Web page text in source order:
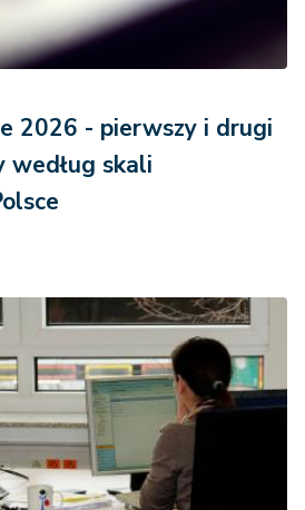
2026 - pierwszy i drugi
skali